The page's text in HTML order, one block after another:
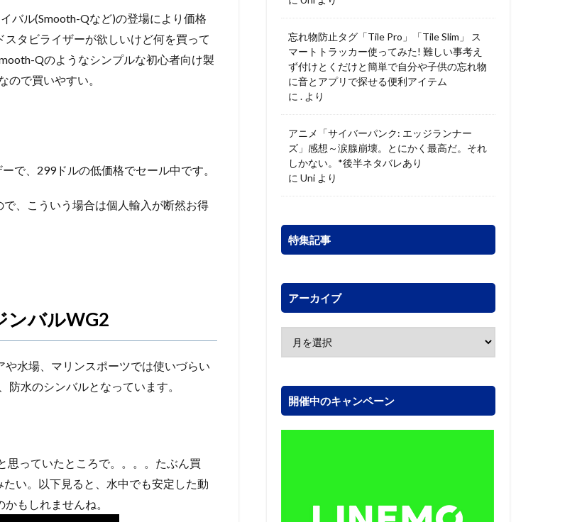
バル(Smooth-Qなど)の登場により価格
タビライザーが欲しいけど何を買って
Qのようなシンプルな初心者向け製
ので買いやすい。
で、299ドルの低価格でセール中です。
、こういう場合は個人輸入が断然お得
ンバルWG2
水場、マリンスポーツでは使いづらい
水のシンバルとなっています。
思っていたところで。。。。たぶん買
い。以下見ると、水中でも安定した動
もしれませんね。
忘れ物防止タグ「Tile Pro」「Tile Slim」 ス
マートトラッカー使ってみた! 難しい事考え
ず付けとくだけと簡単で自分や子供の忘れ物
に音とアプリで探せる便利アイテム
に . より
アニメ「サイバーパンク: エッジランナー
ズ」感想～涙腺崩壊。とにかく最高だ。それ
しかない。*後半ネタバレあり
に Uni より
特集記事
アーカイブ
開催中のキャンペーン